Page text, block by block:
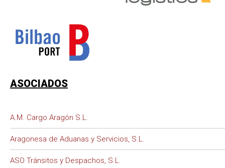
ASOCIADOS
A.M. Cargo Aragón S.L.
Aragonesa de Aduanas y Servicios, S.L.
ASO Tránsitos y Despachos, S.L.